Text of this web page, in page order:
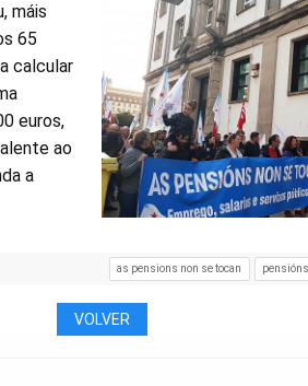
máis
65
calcular
euros,
ao
a
as pensions non se tocan pensións
VOLVER